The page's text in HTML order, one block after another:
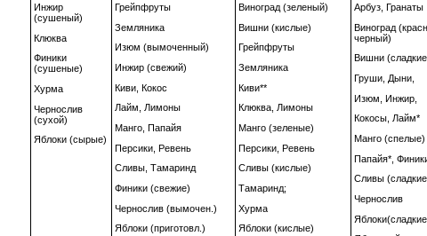
Инжир
(сушеный)
Клюква
Финики
(сушеные)
Хурма
Чернослив
(сухой)
Яблоки (сырые)
Грейпфруты
Земляника
Изюм (вымоченный)
Инжир (свежий)
Киви, Кокос
Лайм, Лимоны
Манго, Папайя
Персики, Ревень
Сливы, Тамаринд
Финики (свежие)
Чернослив (вымочен.)
Яблоки (приготовл.)
Виноград (зеленый)
Вишни (кислые)
Грейпфруты
Земляника
Киви**
Клюква, Лимоны
Манго (зеленые)
Персики, Ревень
Сливы (кислые)
Тамаринд;
Хурма
Яблоки (кислые)
Арбуз, Гранаты
Виноград
черный)
Вишни
Груши, Дыни,
Изюм, Инжир,
Кокосы, Лайм*
Манго (спелые)
Папайя*,
Сливы
Чернослив